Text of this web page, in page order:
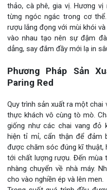
thảo, cà phê, gia vị. Hương
từng ngóc ngác trong cơ
rượu lắng đọng với mùi khói
vào nhau tạo nên sự đậm
dẳng, say đắm đầy mới lạ in
Phương Pháp Sản
Paring Red
Quy trình sản xuất ra một chai
thực khách vô cùng tò mò.
giống như các chai vang đỏ
hiện tỉ mỉ, cẩn thận để đảm
được chăm sóc đúng kĩ thuật,
tới chất lượng rượu. Đến mùa
nhàng chuyển về nhà máy.
cho vào nghiền ép và lên men.